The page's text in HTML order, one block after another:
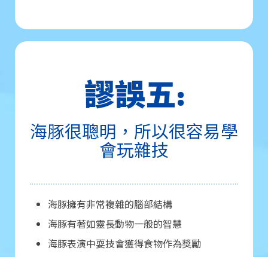
謬誤五:
海豚很聰明，所以很容易學
會玩雜技
海豚擁有非常複雜的腦部結構
海豚有著如靈長動物一般的智慧
海豚表演中耍技會獲得食物作為獎勵